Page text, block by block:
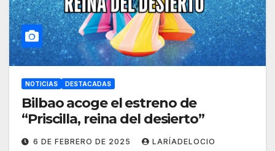
NOTICIAS DESTACADAS
Bilbao acoge el estreno de
“Priscilla, reina del desierto”
6 DE FEBRERO DE 2025 LARÍADELOCIO